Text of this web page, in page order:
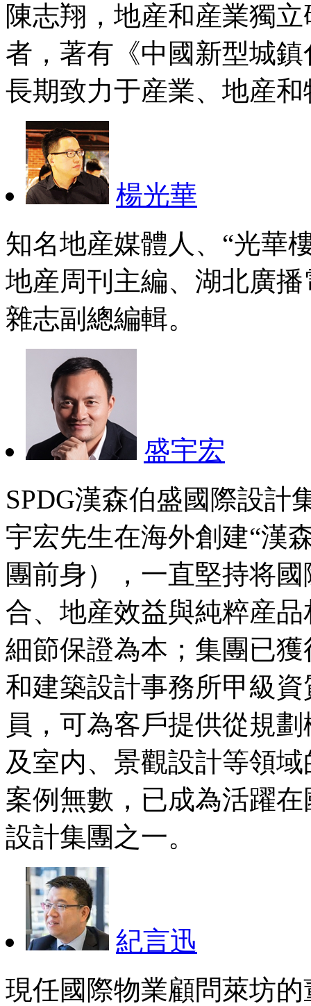
陳志翔，地産和産業獨
者，著有《中國新型城
長期致力于産業、地産
楊光華
知名地産媒體人、“光華
地産周刊主編、湖北廣
雜志副總編輯。
盛宇宏
SPDG漢森伯盛國際設計
宇宏先生在海外創建“漢
團前身），一直堅持将
合、地産效益與純粹産
細節保證為本；集團已
和建築設計事務所甲級
員，可為客戶提供從規
及室内、景觀設計等領
案例無數，已成為活躍
設計集團之一。
紀言迅
現任國際物業顧問萊坊